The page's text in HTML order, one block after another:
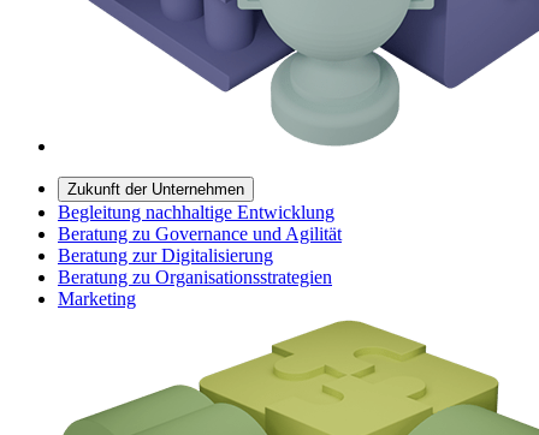
Zukunft der Unternehmen
Begleitung nachhaltige Entwicklung
Beratung zu Governance und Agilität
Beratung zur Digitalisierung
Beratung zu Organisationsstrategien
Marketing